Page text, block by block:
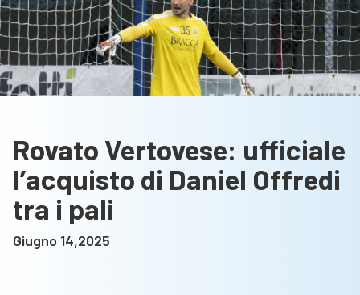
Rovato Vertovese: ufficiale
l’acquisto di Daniel Offredi
tra i pali
Giugno 14,2025